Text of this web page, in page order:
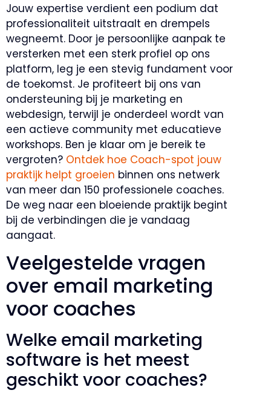
Jouw expertise verdient een podium dat
professionaliteit uitstraalt en drempels
wegneemt. Door je persoonlijke aanpak te
versterken met een sterk profiel op ons
platform, leg je een stevig fundament voor
de toekomst. Je profiteert bij ons van
ondersteuning bij je marketing en
webdesign, terwijl je onderdeel wordt van
een actieve community met educatieve
workshops. Ben je klaar om je bereik te
vergroten? Ontdek hoe Coach-spot jouw
praktijk helpt groeien binnen ons netwerk
van meer dan 150 professionele coaches.
De weg naar een bloeiende praktijk begint
bij de verbindingen die je vandaag
aangaat.
Veelgestelde vragen
over email marketing
voor coaches
Welke email marketing
software is het meest
geschikt voor coaches?